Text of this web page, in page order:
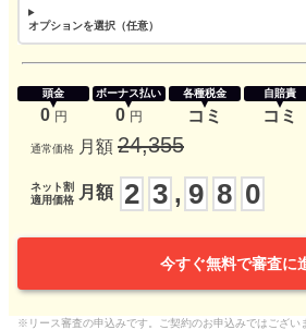
オプションを選択（任意）
頭金
0 円
ボーナス払い
0 円
各種税金
コミ
自賠責
コミ
通常価格 月額 24,355
ネット割
適用価格
月額 2 3 , 9 8 0
今すぐ無料で審査に
※リース審査の申込みです。ご契約のお申込みではござい